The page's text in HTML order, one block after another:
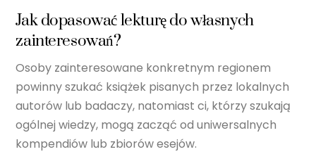
Jak dopasować lekturę do własnych
zainteresowań?
Osoby zainteresowane konkretnym regionem
powinny szukać książek pisanych przez lokalnych
autorów lub badaczy, natomiast ci, którzy szukają
ogólnej wiedzy, mogą zacząć od uniwersalnych
kompendiów lub zbiorów esejów.